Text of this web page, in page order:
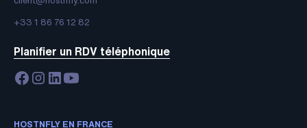
+33 1 86 76 12 82
Planifier un RDV téléphonique
HOSTNFLY EN FRANCE